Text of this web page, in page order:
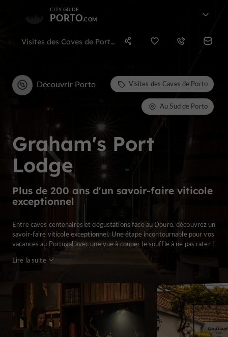
CITY GUIDE
PORTO
Visites des Caves de Porto au Sud de Porto
Graham's Port
Lodge
Plus de 200 ans d'un savoir-faire viticole
exceptionnel
Découvrir Porto Visites des Caves de Porto
Au Sud de Porto
Entre caves centenaires et dégustations face au Douro, découvrez un
savoir-faire viticole exceptionnel. Une étape incontournable pour vos
vacances au Portugal avec une vue à couper le souffle à ne pas rater !
Lire la suite